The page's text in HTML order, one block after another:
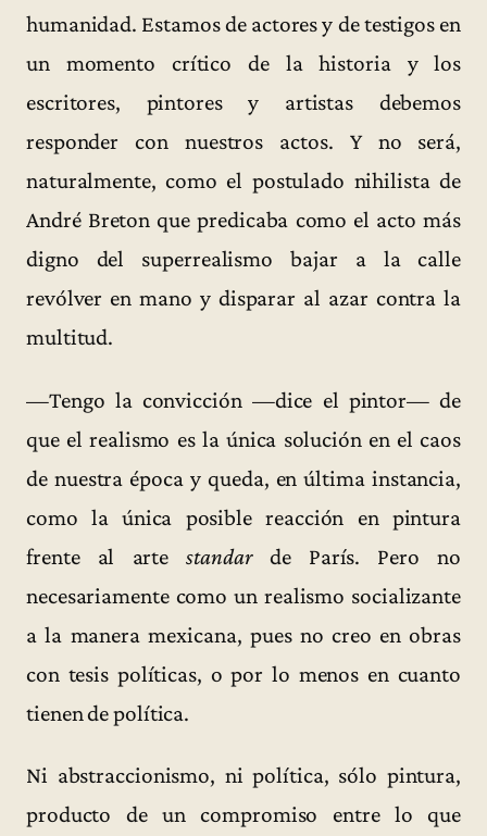
humanidad. Estamos de actores y de testigos en
un momento crítico de la historia y los
escritores, pintores y artistas debemos
responder con nuestros actos. Y no será,
naturalmente, como el postulado nihilista de
André Breton que predicaba como el acto más
digno del superrealismo bajar a la calle
revólver en mano y disparar al azar contra la
multitud.
—Tengo la convicción —dice el pintor— de
que el realismo es la única solución en el caos
de nuestra época y queda, en última instancia,
como la única posible reacción en pintura
frente al artestandarde París. Pero no
necesariamente como un realismo socializante
a la manera mexicana, pues no creo en obras
con tesis políticas, o por lo menos en cuanto
tienen de política.
Ni abstraccionismo, ni política, sólo pintura,
producto de un compromiso entre lo que